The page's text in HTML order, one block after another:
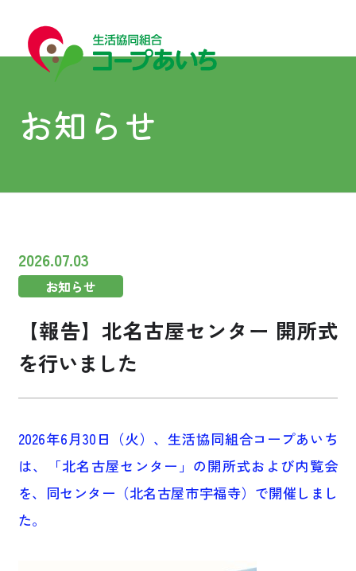
コープあいちについて
はじめての方へ
お買い物・サービス
福祉・介護
くらしのサポート
お知らせ
2026.07.03
お知らせ
【報告】北名古屋センター 開所式
を行いました
2026年6月30日（火）、生活協同組合コープあいち
は、「北名古屋センター」の開所式および内覧会
を、同センター（北名古屋市宇福寺）で開催しまし
た。